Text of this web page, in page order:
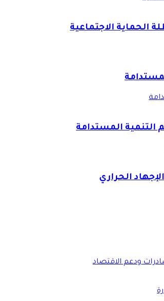
الحماية الاجتماعية
التنمية المستدامة
الحراري
ودعم الاقتصاد